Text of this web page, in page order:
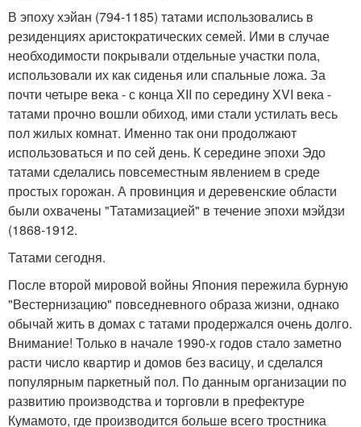
В эпоху хэйан (794-1185) татами использовались в
резиденциях аристократических семей. Ими в случае
необходимости покрывали отдельные участки пола,
использовали их как сиденья или спальные ложа. За
почти четыре века - с конца XII по середину XVI века -
татами прочно вошли обиход, ими стали устилать весь
пол жилых комнат. Именно так они продолжают
использоваться и по сей день. К середине эпохи Эдо
татами сделались повсеместным явлением в среде
простых горожан. А провинция и деревенские области
были охвачены "Татамизацией" в течение эпохи мэйдзи
(1868-1912.
Татами сегодня.
После второй мировой войны Япония пережила бурную
"Вестернизацию" повседневного образа жизни, однако
обычай жить в домах с татами продержался очень долго.
Внимание! Только в начале 1990-х годов стало заметно
расти число квартир и домов без васицу, и сделался
популярным паркетный пол. По данным организации по
развитию производства и торговли в префектуре
Кумамото, где производится больше всего тростника